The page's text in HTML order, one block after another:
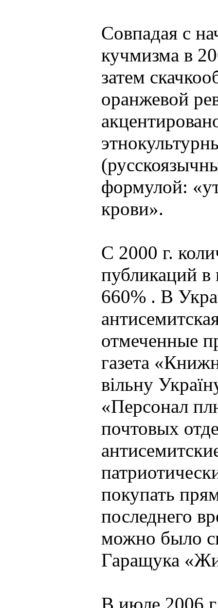
Совпадая с
кучмизма в
затем
оранжевой
формулой:
крови».
С 2000 г.
публикаций в
660% . В
отмеченные
газета
вільну
«Персонал
почтовых
покупать
последнего
можно было
Гаращука
В июле 2006